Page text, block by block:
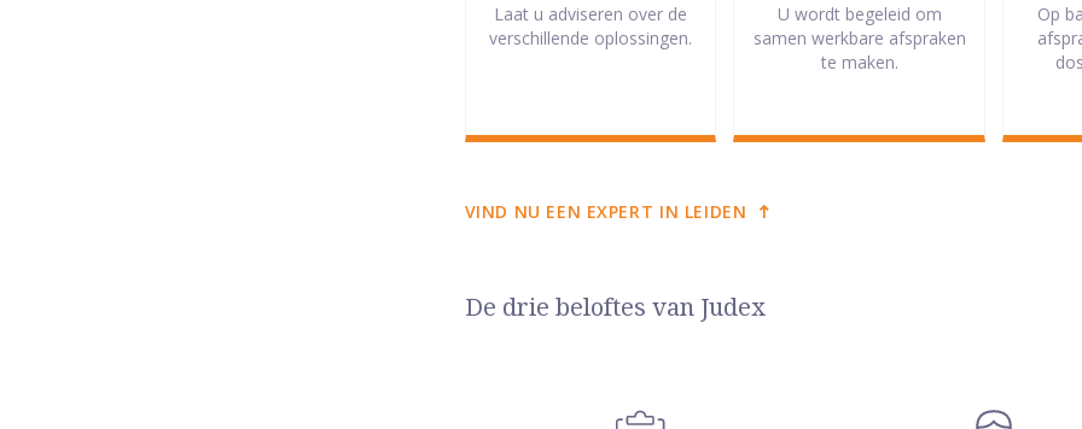
Laat u adviseren over de
verschillende oplossingen.
U wordt begeleid om
samen werkbare afspraken
te maken.
Op
VIND NU EEN EXPERT IN LEIDEN
De drie beloftes van Judex